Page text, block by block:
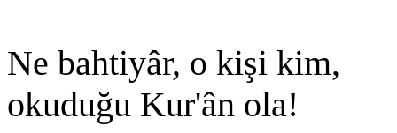
Ne bahtiyâr, o kişi kim,
okuduğu Kur'ân ola!